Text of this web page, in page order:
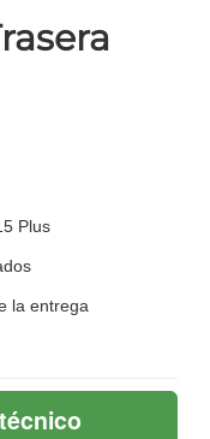
Plus
la entrega